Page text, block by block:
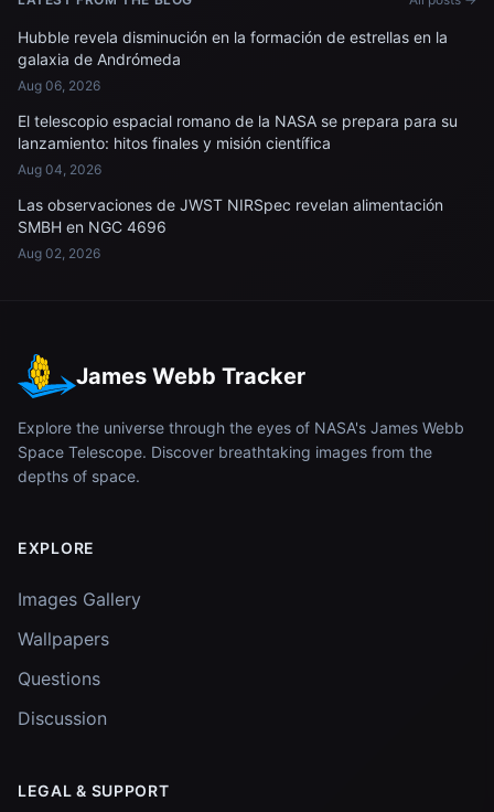
Hubble revela disminución en la formación de estrellas en la
galaxia de Andrómeda
Aug 06, 2026
El telescopio espacial romano de la NASA se prepara para su
lanzamiento: hitos finales y misión científica
Aug 04, 2026
Las observaciones de JWST NIRSpec revelan alimentación
SMBH en NGC 4696
Aug 02, 2026
James Webb Tracker
Explore the universe through the eyes of NASA's James Webb
Space Telescope. Discover breathtaking images from the
depths of space.
EXPLORE
Images Gallery
Wallpapers
Questions
Discussion
LEGAL & SUPPORT